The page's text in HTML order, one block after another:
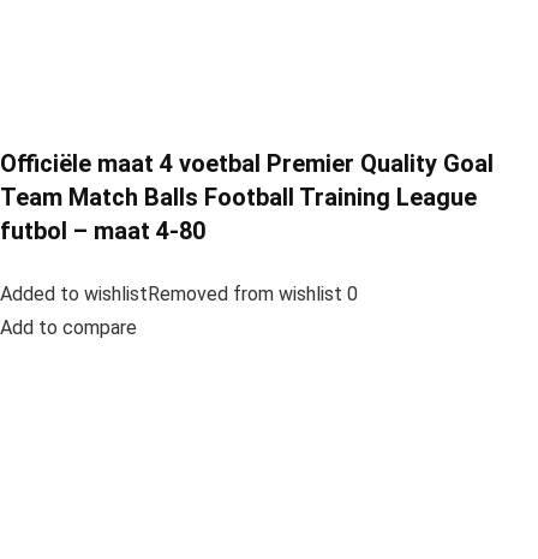
Officiële maat 4 voetbal Premier Quality Goal
Team Match Balls Football Training League
futbol – maat 4-80
Added to wishlistRemoved from wishlist 0
Add to compare